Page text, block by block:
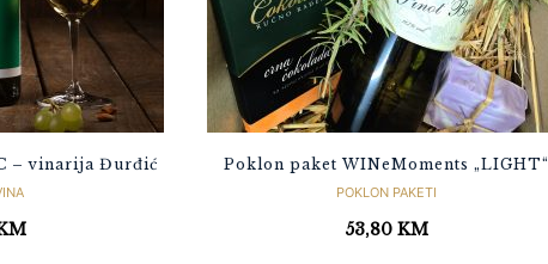
– vinarija Đurđić Poklon paket WINeMoments „LIGHT“
POKLON PAKETI
53,80 KM